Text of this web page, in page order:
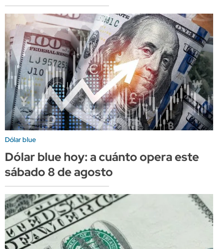
Dólar blue
Dólar blue hoy: a cuánto opera este
sábado 8 de agosto